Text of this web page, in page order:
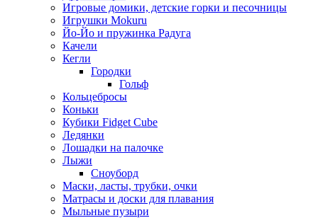
Игровые домики, детские горки и песочницы
Игрушки Mokuru
Йо-Йо и пружинка Радуга
Качели
Кегли
Городки
Гольф
Кольцебросы
Коньки
Кубики Fidget Cube
Ледянки
Лошадки на палочке
Лыжи
Сноуборд
Маски, ласты, трубки, очки
Матрасы и доски для плавания
Мыльные пузыри